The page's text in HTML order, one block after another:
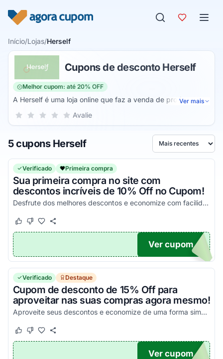
Início/Lojas/Herself
Cupons de desconto Herself
Melhor cupom: até 20% OFF
A Herself é uma loja online que faz a venda de produtos
revolucionários. Assim, você pode revolucionar o seu ciclo
todo o país.
Ver mais
Sua nota para Herself, de 1 a 5 estrelas
5 estrelas
4 estrelas
3 estrelas
2 estrelas
1 estrela Avalie
5 cupons Herself Ordenar por
Verificado Primeira compra
Sua primeira compra no site com
descontos incríveis de 10% Off no Cupom!
Desfrute dos melhores descontos e economize com facilidade nas suas compras agora mesmo!
Este cupom funcionou
Este cupom não funcionou
NTAS
Ver cupom
Verificado Destaque
Cupom de desconto de 15% Off para
aproveitar nas suas compras agora mesmo!
Aproveite seus descontos e economize de uma forma simples nas suas compras!
Este cupom funcionou
Este cupom não funcionou
F15
Ver cupom